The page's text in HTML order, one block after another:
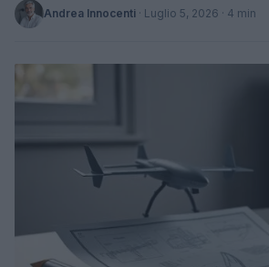
Andrea Innocenti · Luglio 5, 2026 · 4 min